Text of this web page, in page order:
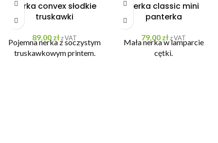
Nerka convex słodkie
truskawki
89,00 złz VAT
Pojemna nerka z soczystym
truskawkowym printem.
Nerka classic mini
panterka
79,00 złz VAT
Mała nerka w lamparcie
cętki.